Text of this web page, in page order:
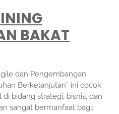
BAKAT
dan Pengembangan
Berkelanjutan” ini cocok
bidang strategi, bisnis, dan
sangat bermanfaat bagi: